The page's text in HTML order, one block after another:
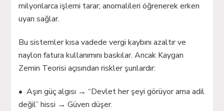
milyonlarca işlemi tarar; anomalileri öğrenerek erken
uyarı sağlar.
Bu sistemler kısa vadede vergi kaybını azaltır ve
naylon fatura kullanımını baskılar. Ancak Kaygan
Zemin Teorisi açısından riskler şunlardır:
• Aşırı güç algısı → “Devlet her şeyi görüyor ama adil
değil” hissi → Güven düşer.